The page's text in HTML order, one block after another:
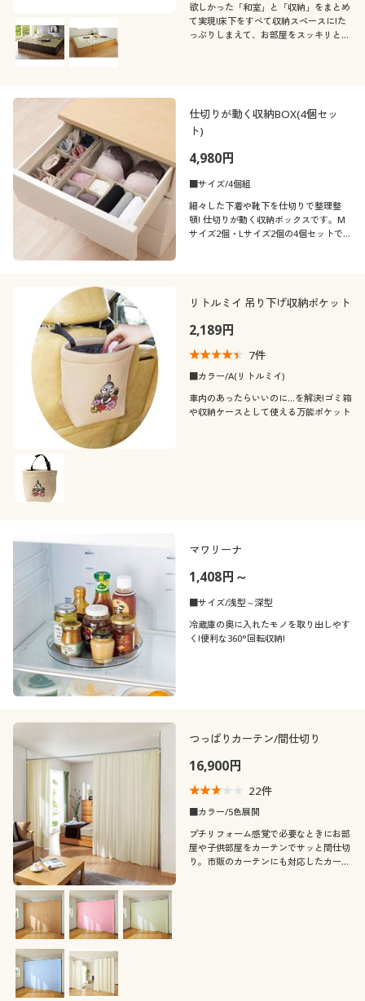
欲しかった「和室」と「収納」をまとめ
て実現!床下をすべて収納スペースに!た
っぷりしまえて、お部屋をスッキリと見
仕切りが動く収納BOX(4個セッ
ト)
4,980円
■サイズ/4個組
細々した下着や靴下を仕切りで整理整
頓! 仕切りが動く収納ボックスです。M
サイズ2個・Lサイズ2個の4個セットで
リトルミイ 吊り下げ収納ポケット
2,189円
7件
■カラー/A(リトルミイ)
車内のあったらいいのに…を解決!ゴミ箱
や収納ケースとして使える万能ポケット
マワリーナ
1,408円～
■サイズ/浅型～深型
冷蔵庫の奥に入れたモノを取り出しやす
く!便利な360°回転収納!
つっぱりカーテン/間仕切り
16,900円
22件
■カラー/5色展開
プチリフォーム感覚で必要なときにお部
屋や子供部屋をカーテンでサッと間仕切
り。市販のカーテンにも対応したカーテ